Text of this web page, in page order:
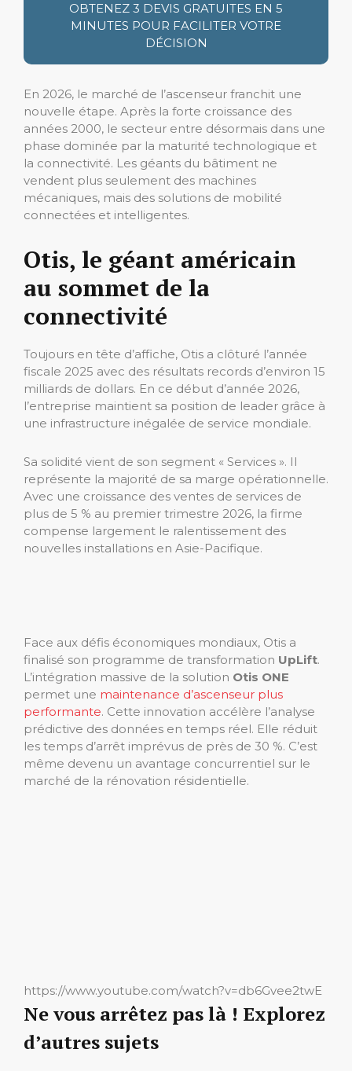
OBTENEZ 3 DEVIS GRATUITES EN 5
MINUTES POUR FACILITER VOTRE
DÉCISION
En 2026, le marché de l’ascenseur franchit une
nouvelle étape. Après la forte croissance des
années 2000, le secteur entre désormais dans une
phase dominée par la maturité technologique et
la connectivité. Les géants du bâtiment ne
vendent plus seulement des machines
mécaniques, mais des solutions de mobilité
connectées et intelligentes.
Otis, le géant américain
au sommet de la
connectivité
Toujours en tête d’affiche, Otis a clôturé l’année
fiscale 2025 avec des résultats records d’environ 15
milliards de dollars. En ce début d’année 2026,
l’entreprise maintient sa position de leader grâce à
une infrastructure inégalée de service mondiale.
Sa solidité vient de son segment « Services ». Il
représente la majorité de sa marge opérationnelle.
Avec une croissance des ventes de services de
plus de 5 % au premier trimestre 2026, la firme
compense largement le ralentissement des
nouvelles installations en Asie-Pacifique.
Face aux défis économiques mondiaux, Otis a
finalisé son programme de transformation UpLift.
L’intégration massive de la solution Otis ONE
permet une maintenance d’ascenseur plus
performante. Cette innovation accélère l’analyse
prédictive des données en temps réel. Elle réduit
les temps d’arrêt imprévus de près de 30 %. C’est
même devenu un avantage concurrentiel sur le
marché de la rénovation résidentielle.
https://www.youtube.com/watch?v=db6Gvee2twE
Ne vous arrêtez pas là ! Explorez
d’autres sujets